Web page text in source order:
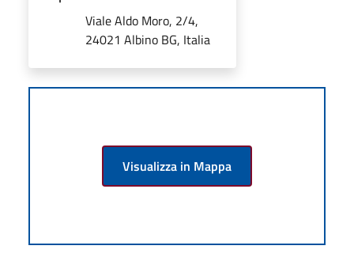
Viale Aldo Moro, 2/4,
24021 Albino BG, Italia
Visualizza in Mappa